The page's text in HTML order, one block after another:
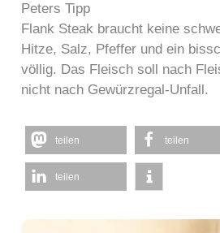
Peters Tipp
Flank Steak braucht keine
Hitze, Salz, Pfeffer und ein
völlig. Das Fleisch soll nach
nicht nach Gewürzregal-Unfall.
teilen teilen
teilen